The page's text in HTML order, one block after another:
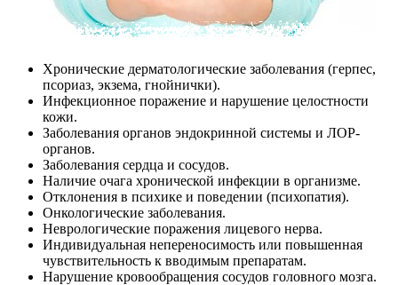
Хронические дерматологические заболевания (герпес,
псориаз, экзема, гнойнички).
Инфекционное поражение и нарушение целостности
кожи.
Заболевания органов эндокринной системы и ЛОР-
органов.
Заболевания сердца и сосудов.
Наличие очага хронической инфекции в организме.
Отклонения в психике и поведении (психопатия).
Онкологические заболевания.
Неврологические поражения лицевого нерва.
Индивидуальная непереносимость или повышенная
чувствительность к вводимым препаратам.
Нарушение кровообращения сосудов головного мозга.